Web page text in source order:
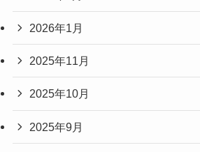
2026年1月
2025年11月
2025年10月
2025年9月